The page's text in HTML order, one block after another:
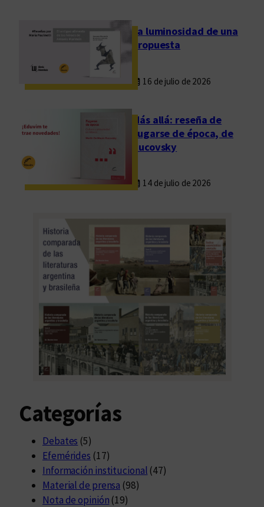
a
e
La luminosidad de una
propuesta
16 de julio de 2026
Más allá: reseña de
Fugarse de época, de
Rucovsky
14 de julio de 2026
Categorías
Debates (5)
Efemérides (17)
Información institucional (47)
Material de prensa (98)
Nota de opinión (19)